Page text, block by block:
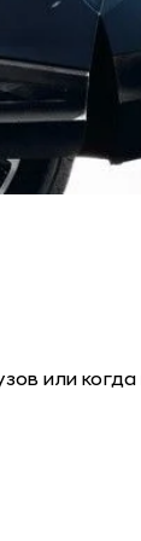
или